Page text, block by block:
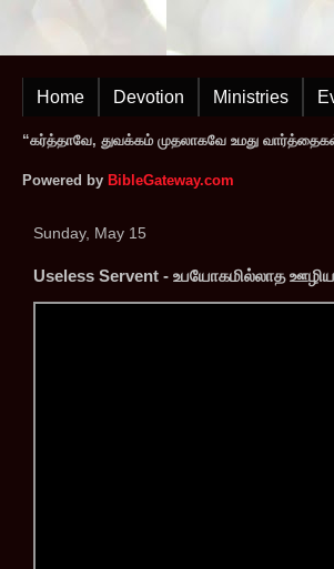
Home Devotion Ministries
“கர்த்தாவே, துவக்கம் முதலாகவே உமது
Powered by BibleGateway.com
Sunday, May 15
Useless Servent - உபயோகமில்லாத